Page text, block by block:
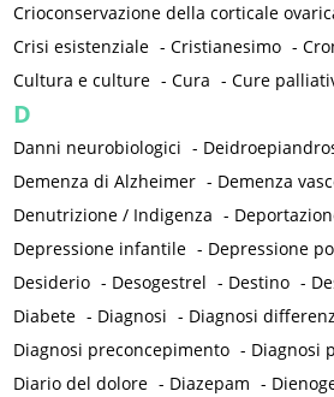
Crioconservazione della corticale
Crisi esistenziale -Cristianesimo -
Cultura e culture -Cura -Cure
D
Danni neurobiologici -
Demenza di Alzheimer - Demenza
Denutrizione / Indigenza -
Depressione infantile - Depressione
Desiderio - Desogestrel - Destino -
Diabete - Diagnosi - Diagnosi
Diagnosi preconcepimento - Diagnosi
Diario del dolore - Diazepam -